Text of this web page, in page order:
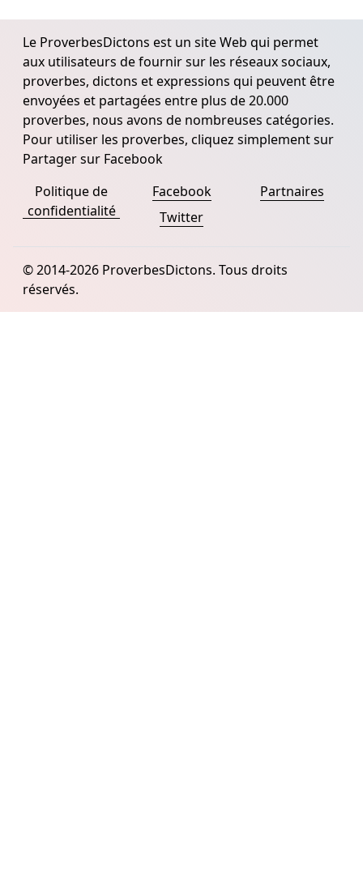
Le ProverbesDictons est un site Web qui permet
aux utilisateurs de fournir sur les réseaux sociaux,
proverbes, dictons et expressions qui peuvent être
envoyées et partagées entre plus de 20.000
proverbes, nous avons de nombreuses catégories.
Pour utiliser les proverbes, cliquez simplement sur
Partager sur Facebook
Politique de
confidentialité
Facebook
Twitter
Partnaires
© 2014-2026 ProverbesDictons. Tous droits
réservés.